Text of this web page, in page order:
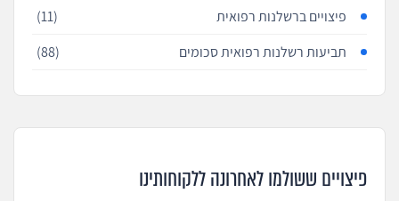
פיצויים ברשלנות רפואית
(11)
תביעות רשלנות רפואית סכומים
(88)
פיצויים ששולמו לאחרונה ללקוחותינו